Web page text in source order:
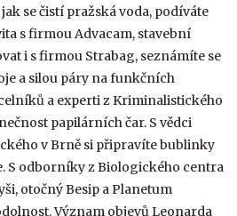
se čistí pražská voda, podíváte
s firmou Advacam, stavební
i s firmou Strabag, seznámíte se
a silou páry na funkčních
a experti z Kriminalistického
papilárních čar. S vědci
v Brně si připravíte bublinky
S odborníky z Biologického centra
otočný Besip a Planetum
Význam objevů Leonarda